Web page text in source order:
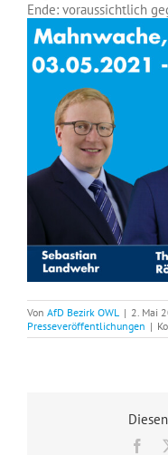
Ende: voraussichtlich
Von AfD Bezirk OWL | 2. Mai
Presseveröffentlichungen |